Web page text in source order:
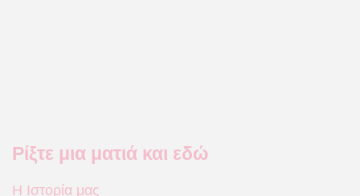
Ρίξτε μια ματιά και εδώ
Η Ιστορία μας